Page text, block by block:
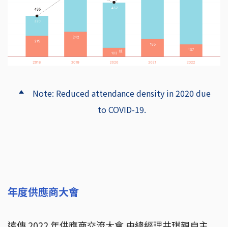
Note: Reduced attendance density in 2020 due
to COVID-19.
年度供應商大會